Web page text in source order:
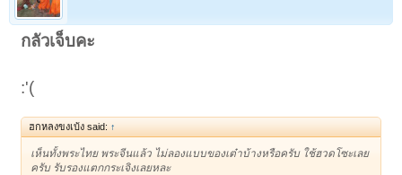
กลัวเจ็บคะ
:'(
ฮกหลงขงเบ้ง said: ↑
เห็นทั้งพระไทย พระจีนแล้ว ไม่ลองแบบของเต๋าบ้างหรือครับ ใช้ฮวดโซะเลย
ครับ รับรองแตกกระเจิงเลยหละ